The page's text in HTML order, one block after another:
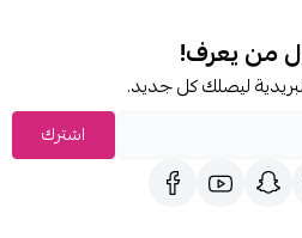
من يعرف!
ليصلك كل جديد.
اشترك